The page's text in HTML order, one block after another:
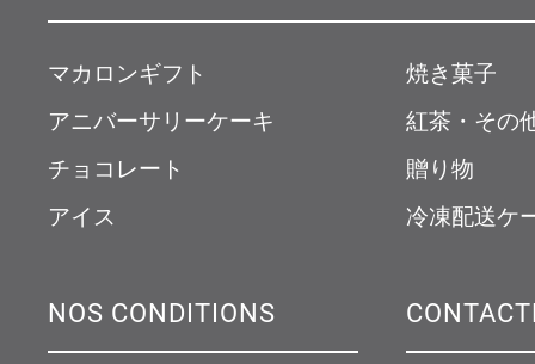
マカロンギフト
アニバーサリーケーキ
チョコレート
アイス
焼き菓子
紅茶・その
贈り物
冷凍配送ケ
NOS CONDITIONS